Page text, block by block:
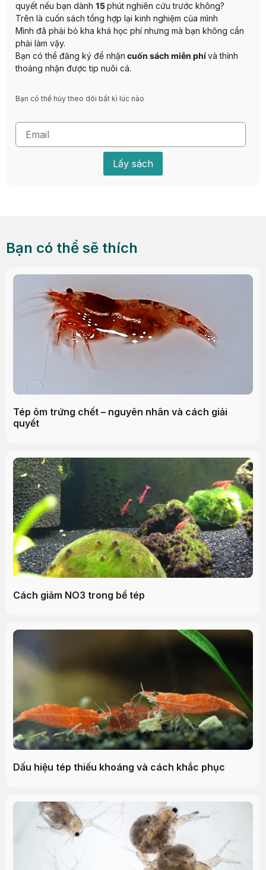
quyết nếu bạn dành 15phút nghiên cứu trước không?
Trên là cuốn sách tổng hợp lại kinh nghiệm của mình
Mình đã phải bỏ kha khá học phí nhưng mà bạn không cần
phải làm vậy.
Bạn có thể đăng ký để nhận cuốn sách miễn phívà thỉnh
thoảng nhận được tip nuôi cá.
Bạn có thể hủy theo dõi bất kì lúc nào
Lấy sách
Bạn có thể sẽ thích
Tép ôm trứng chết – nguyên nhân và cách giải
quyết
Cách giảm NO3 trong bể tép
Dấu hiệu tép thiếu khoáng và cách khắc phục